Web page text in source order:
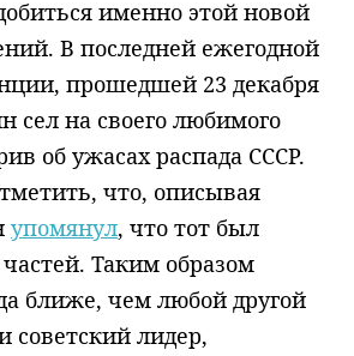
именно этой новой
В последней ежегодной
прошедшей 23 декабря
сел на своего любимого
об ужасах распада СССР.
что, описывая
упомянул, что тот был
Таким образом
ближе, чем любой другой
советский лидер,